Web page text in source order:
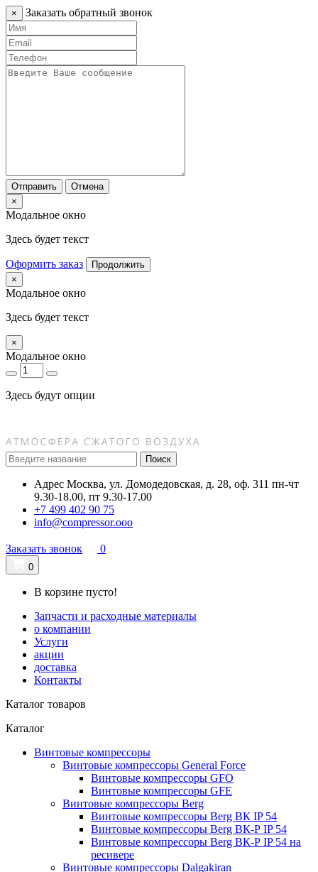
× Заказать обратный звонок
Отправить
Отмена
×
Модальное окно
Здесь будет текст
Оформить заказ
Продолжить
×
Модальное окно
Здесь будет текст
×
Модальное окно
Здесь будут опции
Поиск
Адрес Москва, ул. Домодедовская, д. 28, оф. 311 пн-чт
9.30-18.00, пт 9.30-17.00
+7 499 402 90 75
info@compressor.ooo
Заказать звонок 0
0
В корзине пусто!
Запчасти и расходные материалы
о компании
Услуги
акции
доставка
Контакты
Каталог товаров
Каталог
Винтовые компрессоры
Винтовые компрессоры General Force
Винтовые компрессоры GFO
Винтовые компрессоры GFE
Винтовые компрессоры Berg
Винтовые компрессоры Berg ВК IP 54
Винтовые компрессоры Berg ВК-Р IP 54
Винтовые компрессоры Berg ВК-Р IP 54 на
ресивере
Винтовые компрессоры Dalgakiran